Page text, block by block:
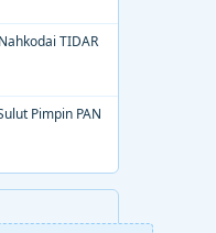
TIDAR
Pimpin PAN